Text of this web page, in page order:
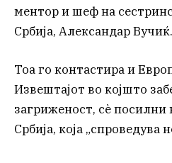
ментор и шеф на
Србија, Александар Вучиќ.
Тоа го контастира и
Извештајот во којшто
загриженост, сè посилни
Србија, која „спроведува